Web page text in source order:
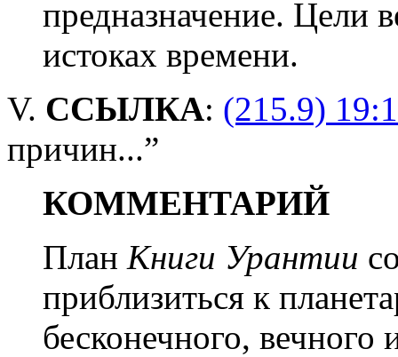
предназначение. Цели
истоках времени.
V. ССЫЛКА: (215.9)
причин...”
КОММЕНТАРИЙ
План Книги Урантии
приблизиться к
бесконечного, вечного